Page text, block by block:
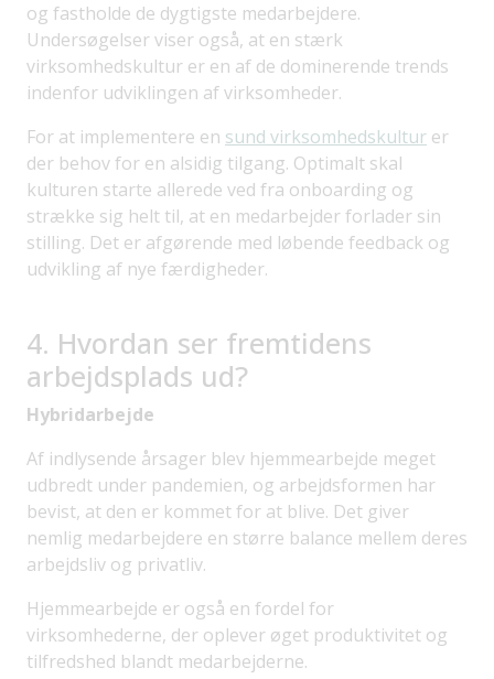
og fastholde de dygtigste medarbejdere.
Undersøgelser viser også, at en stærk
virksomhedskultur er en af de dominerende trends
indenfor udviklingen af virksomheder.
For at implementere en sund virksomhedskultur er
der behov for en alsidig tilgang. Optimalt skal
kulturen starte allerede ved fra onboarding og
strække sig helt til, at en medarbejder forlader sin
stilling. Det er afgørende med løbende feedback og
udvikling af nye færdigheder.
4. Hvordan ser fremtidens
arbejdsplads ud?
Hybridarbejde
Af indlysende årsager blev hjemmearbejde meget
udbredt under pandemien, og arbejdsformen har
bevist, at den er kommet for at blive. Det giver
nemlig medarbejdere en større balance mellem deres
arbejdsliv og privatliv.
Hjemmearbejde er også en fordel for
virksomhederne, der oplever øget produktivitet og
tilfredshed blandt medarbejderne.